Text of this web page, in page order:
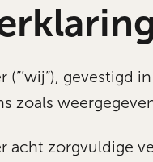
gevestigd
zoals
acht zorgvuldige